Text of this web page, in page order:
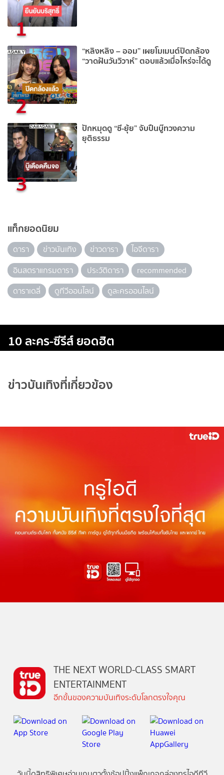
1
2
“หลิงหลิง – ออม” เผยโมเมนต์ปิดกล้อง
“วาดฝันวันวิวาห์” ตอบแล้วเมื่อไหร่จะได้ดู
3
ปักหมุดดู “ซี-ยุ้ย” จับปืนบู๊ทวงความ
ยุติธรรม
แท็กยอดนิยม
ดารา ข่าวบันเทิง ข่าวดารา
ไอจีดารา
อินสตราแกรมดารา
ประวัติดารา
recommended
ดาราเดลี่
ดูทีวีออนไลน์ ดูละครออนไลน์
10 ละคร-ซีรีส์ ยอดฮิต
ข่าวบันเทิงที่เกี่ยวข้อง
THE NEXT WORLD-CLASS SMART
ENTERTAINMENT
อีกขั้นของความบันเทิงระดับโลกตรงใจคุณ